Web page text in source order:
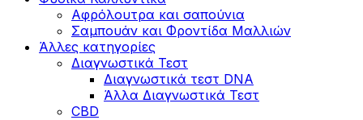
Αφρόλουτρα και σαπούνια
Σαμπουάν και Φροντίδα Μαλλιών
Άλλες κατηγορίες
Διαγνωστικά Τεστ
Διαγνωστικά τεστ DNA
Άλλα Διαγνωστικά Τεστ
CBD